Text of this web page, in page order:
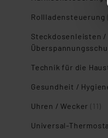
Rollladensteuerung
Steckdosenleisten /
Technik für die
Gesundheit /
Uhren / Wecker(11)
Universal-